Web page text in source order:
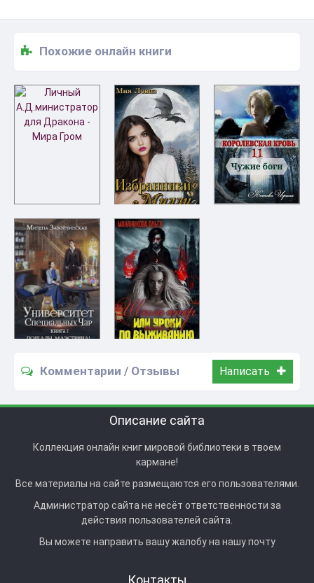
Похожие онлайн книги
Комментарии / Отзывы Написать
Описание сайта
Коллекция онлайн книг мировой библиотеки в твоем
кармане!
Все материалы на сайте размещаются его пользователями.
Администратор сайта не несёт ответственности за
действия пользователей сайта.
Вы можете направить вашу жалобу на нашу почту
Контакты